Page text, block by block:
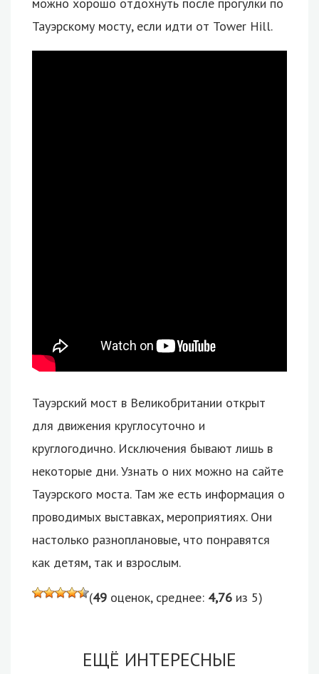
можно хорошо отдохнуть после прогулки по
Тауэрскому мосту, если идти от Tower Hill.
Тауэрский мост в Великобритании открыт
для движения круглосуточно и
круглогодично. Исключения бывают лишь в
некоторые дни. Узнать о них можно на сайте
Тауэрского моста. Там же есть информация о
проводимых выставках, мероприятиях. Они
настолько разноплановые, что понравятся
как детям, так и взрослым.
(49 оценок, среднее: 4,76 из 5)
ЕЩЁ ИНТЕРЕСНЫЕ